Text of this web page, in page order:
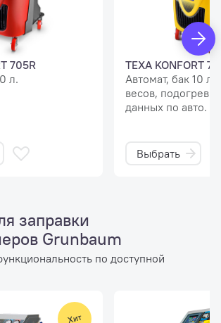
705R
л.
TEXA KONFORT
Автомат, бак 10
весов, подогрев
данных по авто.
Выбрать
заправки
Grunbaum
по доступной